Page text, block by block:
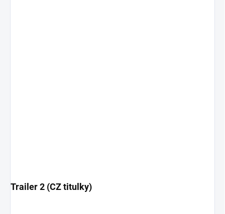
Trailer 2 (CZ titulky)